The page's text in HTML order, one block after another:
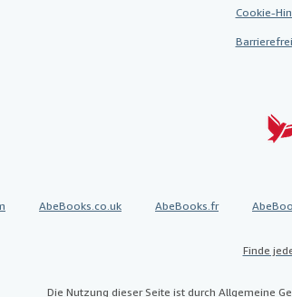
Cookie-
AbeBooks.co.uk AbeBooks.fr
Finde
Die Nutzung dieser Seite ist durch Allgemeine